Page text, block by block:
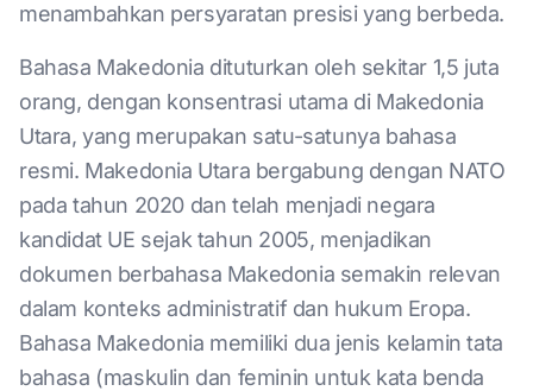
menambahkan persyaratan presisi yang berbeda.
Bahasa Makedonia dituturkan oleh sekitar 1,5 juta
orang, dengan konsentrasi utama di Makedonia
Utara, yang merupakan satu-satunya bahasa
resmi. Makedonia Utara bergabung dengan NATO
pada tahun 2020 dan telah menjadi negara
kandidat UE sejak tahun 2005, menjadikan
dokumen berbahasa Makedonia semakin relevan
dalam konteks administratif dan hukum Eropa.
Bahasa Makedonia memiliki dua jenis kelamin tata
bahasa (maskulin dan feminin untuk kata benda